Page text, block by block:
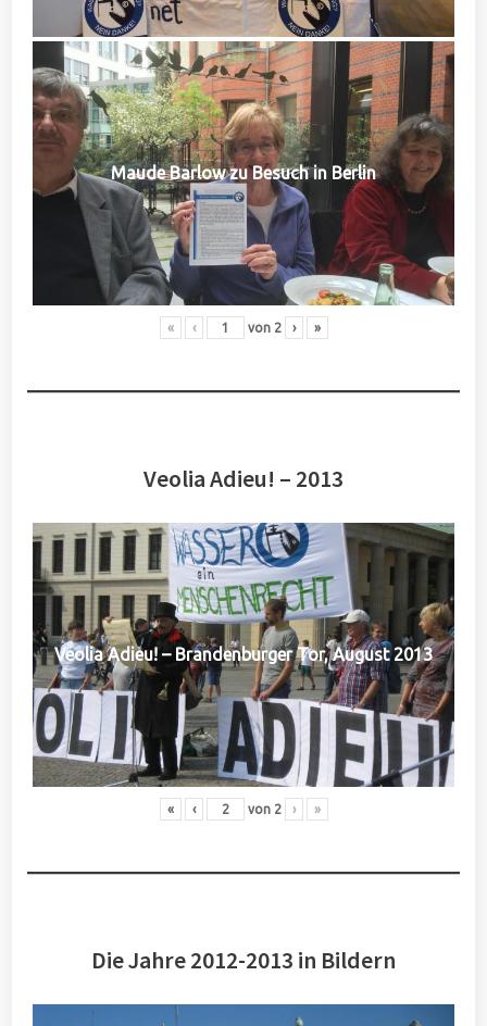
Maude Barlow zu Besuch in Berlin
« ‹ von 2 › »
Veolia Adieu! – 2013
Veolia Adieu! – Brandenburger Tor, August 2013
« ‹ von 2 › »
Die Jahre 2012-2013 in Bildern